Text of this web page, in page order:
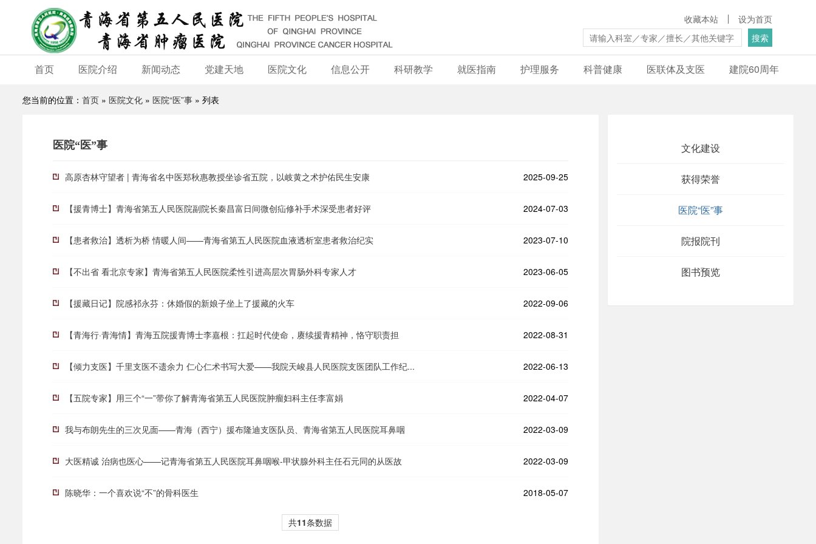
设为首页
收藏本站
搜索
首页 医院介绍 新闻动态 党建天地 医院文化 信息公开 科研教学 就医指南 护理服务 科普健康 医联体及支医 建院60周年
您当前的位置： 首页 » 医院文化 » 医院“医”事 » 列表
医院“医”事
2025-09-25
高原杏林守望者 | 青海省名中医郑秋惠教授坐诊省五院，以岐黄之术护佑民生安康
2024-07-03
【援青博士】青海省第五人民医院副院长秦昌富日间微创疝修补手术深受患者好评
2023-07-10
【患者救治】透析为桥 情暖人间——青海省第五人民医院血液透析室患者救治纪实
2023-06-05
【不出省 看北京专家】青海省第五人民医院柔性引进高层次胃肠外科专家人才
2022-09-06
【援藏日记】院感祁永芬：休婚假的新娘子坐上了援藏的火车
2022-08-31
【青海行·青海情】青海五院援青博士李嘉根：扛起时代使命，赓续援青精神，恪守职责担
2022-06-13
【倾力支医】千里支医不遗余力 仁心仁术书写大爱——我院天峻县人民医院支医团队工作纪...
2022-04-07
【五院专家】用三个“一”带你了解青海省第五人民医院肿瘤妇科主任李富娟
2022-03-09
我与布朗先生的三次见面——青海（西宁）援布隆迪支医队员、青海省第五人民医院耳鼻咽
2022-03-09
大医精诚 治病也医心——记青海省第五人民医院耳鼻咽喉-甲状腺外科主任石元同的从医故
2018-05-07
陈晓华：一个喜欢说“不”的骨科医生
共11条数据
文化建设
获得荣誉
医院“医”事
院报院刊
图书预览